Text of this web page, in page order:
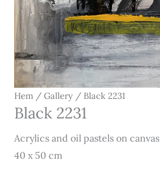
Hem / Gallery / Black 2231
Black 2231
Acrylics and oil pastels on canvas
40 x 50 cm